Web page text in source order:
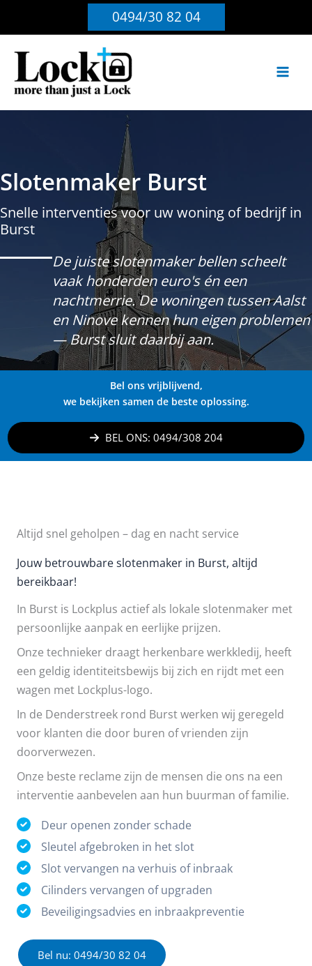
0494/30 82 04
Slotenmaker Burst
Snelle interventies voor uw woning of bedrijf in
Burst
De juiste slotenmaker bellen scheelt
vaak honderden euro's én een
nachtmerrie. De woningen tussen Aalst
en Ninove kennen hun eigen problemen
— Burst sluit daarbij aan.
Bel ons vrijblijvend,
we bekijken samen de beste oplossing.
BEL ONS: 0494/308 204
Altijd snel geholpen – dag en nacht service
Jouw betrouwbare slotenmaker in Burst, altijd
bereikbaar!
In Burst is Lockplus actief als lokale slotenmaker met
persoonlijke aanpak en eerlijke prijzen.
Onze technieker draagt herkenbare werkkledij, heeft
een geldig identiteitsbewijs bij zich en rijdt met een
wagen met Lockplus-logo.
In de Denderstreek rond Burst werken wij geregeld
voor klanten die door buren of vrienden zijn
doorverwezen.
Onze beste reclame zijn de mensen die ons na een
interventie aanbevelen aan hun buurman of familie.
Deur openen zonder schade
Sleutel afgebroken in het slot
Slot vervangen na verhuis of inbraak
Cilinders vervangen of upgraden
Beveiligingsadvies en inbraakpreventie
Bel nu: 0494/30 82 04